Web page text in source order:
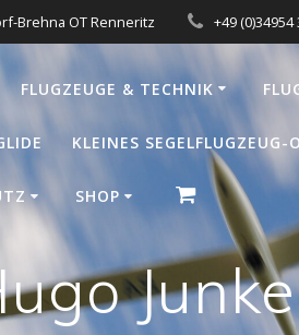
Brehna OT Renneritz +49 (0)34954
FLUGZEUGE & TECHNIK
KLEINES SEGELFLUGZEUG-
SHOP